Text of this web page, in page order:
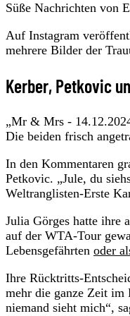
Süße Nachrichten von
Auf Instagram
mehrere Bilder der
Kerber, Petkovic
„Mr & Mrs -
Die beiden frisch
In den Kommentaren
Petkovic. „Jule, du
Weltranglisten-Erste
Julia Görges hatte ihre
auf der WTA-Tour
Lebensgefährten oder
Ihre Rücktritts-
mehr die ganze Zeit im
niemand sieht mich“,